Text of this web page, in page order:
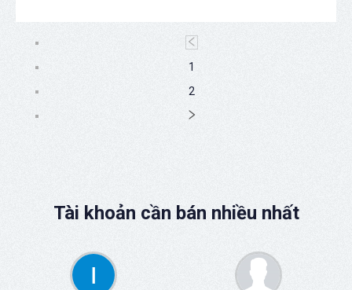
1
2
Tài khoản cần bán nhiều nhất